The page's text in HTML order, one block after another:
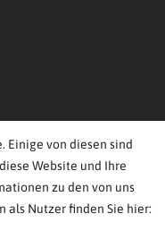
Einige von diesen sind
Website und Ihre
zu den von uns
als Nutzer finden Sie hier: